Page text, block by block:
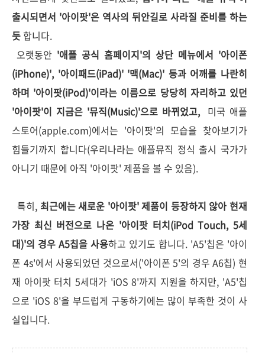
출시되면서 '아이팟'은 역사의 뒤안길로 사라질 준비를 하는
듯 합니다.
오랫동안 '애플 공식 홈페이지'의 상단 메뉴에서 '아이폰
(iPhone)', '아이패드(iPad)' '맥(Mac)' 등과 어깨를 나란히
하며 '아이팟(iPod)'이라는 이름으로 당당히 자리하고 있던
'아이팟'이 지금은 '뮤직(Music)'으로 바뀌었고,미국 애플
스토어(apple.com)에서는 '아이팟'의 모습을 찾아보기가
힘들기까지 합니다(우리나라는 애플뮤직 정식 출시 국가가
아니기 때문에 아직 '아이팟' 제품을 볼 수 있음).
특히, 최근에는 새로운 '아이팟' 제품이 등장하지 않아 현재
가장 최신 버전으로 나온 '아이팟 터치(iPod Touch, 5세
대)'의 경우 A5칩을 사용하고 있기도 합니다. 'A5'칩은 '아이
폰 4s'에서 사용되었던 것으로서('아이폰 5'의 경우 A6칩) 현
재 아이팟 터치 5세대가 'iOS 8'까지 지원을 하지만, 'A5'칩
으로 'iOS 8'을 부드럽게 구동하기에는 많이 부족한 것이 사
실입니다.